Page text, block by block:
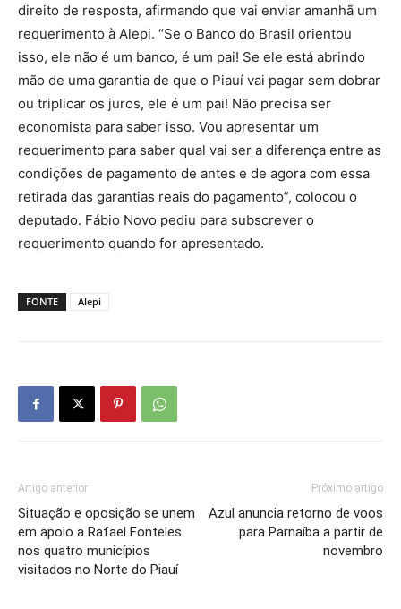
direito de resposta, afirmando que vai enviar amanhã um
requerimento à Alepi. “Se o Banco do Brasil orientou
isso, ele não é um banco, é um pai! Se ele está abrindo
mão de uma garantia de que o Piauí vai pagar sem dobrar
ou triplicar os juros, ele é um pai! Não precisa ser
economista para saber isso. Vou apresentar um
requerimento para saber qual vai ser a diferença entre as
condições de pagamento de antes e de agora com essa
retirada das garantias reais do pagamento”, colocou o
deputado. Fábio Novo pediu para subscrever o
requerimento quando for apresentado.
FONTE Alepi
Artigo anterior
Situação e oposição se unem
em apoio a Rafael Fonteles
nos quatro municípios
visitados no Norte do Piauí
Próximo artigo
Azul anuncia retorno de voos
para Parnaíba a partir de
novembro